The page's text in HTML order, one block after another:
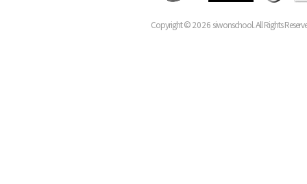
Copyright ©2026 siwonschool. All Rights